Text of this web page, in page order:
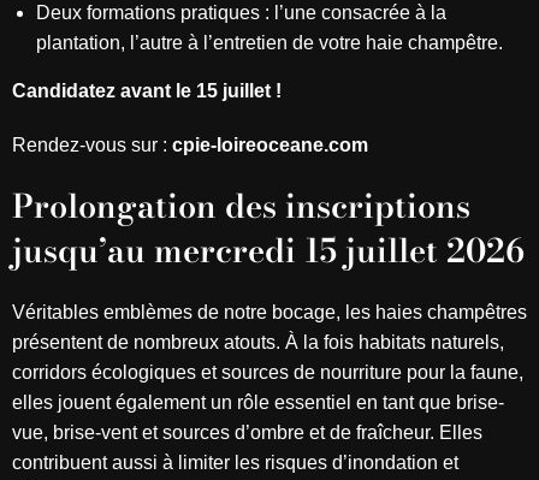
Deux formations pratiques : l’une consacrée à la
plantation, l’autre à l’entretien de votre haie champêtre.
Candidatez avant le 15 juillet !
Rendez-vous sur : cpie-loireoceane.com
Prolongation des inscriptions
jusqu’au mercredi 15 juillet 2026
Véritables emblèmes de notre bocage, les haies champêtres
présentent de nombreux atouts. À la fois habitats naturels,
corridors écologiques et sources de nourriture pour la faune,
elles jouent également un rôle essentiel en tant que brise-
vue, brise-vent et sources d’ombre et de fraîcheur. Elles
contribuent aussi à limiter les risques d’inondation et